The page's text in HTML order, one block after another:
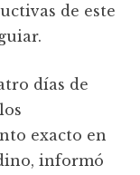
de este
días de
exacto en
informó